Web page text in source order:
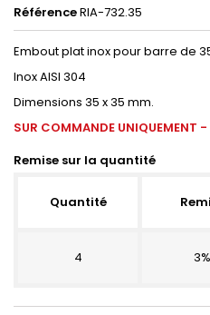
RéférenceRIA-732.35
Embout plat inox pour barre de
Inox AISI 304
Dimensions 35 x 35 mm.
SUR COMMANDE UNIQUEMENT -
Remise sur la quantité
Quantité
4 3%